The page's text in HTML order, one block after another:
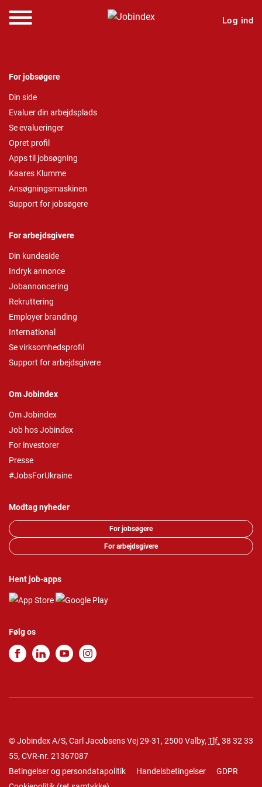
Log ind
For jobsøgere
Din side
Evaluer din arbejdsplads
Se evalueringer
Opret profil
Apps til jobsøgning
Kaares Klumme
Ansøgningsmaskinen
Support for jobsøgere
For arbejdsgivere
Din kundeside
Indryk annonce
Jobannoncering
Rekruttering
Employer branding
International
Se virksomhedsprofil
Support for arbejdsgivere
Om Jobindex
Om Jobindex
Job hos Jobindex
For investorer
Presse
#JobsForUkraine
Modtag nyheder
For jobsøgere
For arbejdsgivere
Hent job-apps
Følg os
© Jobindex A/S, Carl Jacobsens Vej 29-31, 2500 Valby, Tlf. 38 32 33
55, CVR-nr. 21367087
Betingelser og persondatapolitik
Handelsbetingelser
GDPR